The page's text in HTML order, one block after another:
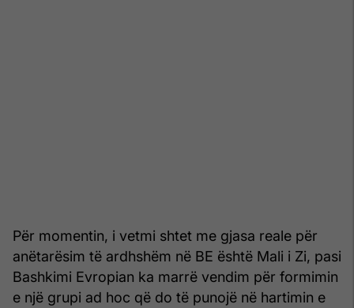
Për momentin, i vetmi shtet me gjasa reale për
anëtarësim të ardhshëm në BE është Mali i Zi, pasi
Bashkimi Evropian ka marrë vendim për formimin
e një grupi ad hoc që do të punojë në hartimin e